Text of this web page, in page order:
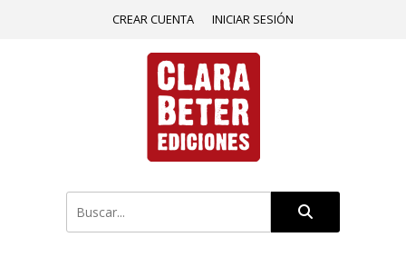
CREAR CUENTA INICIAR SESIÓN